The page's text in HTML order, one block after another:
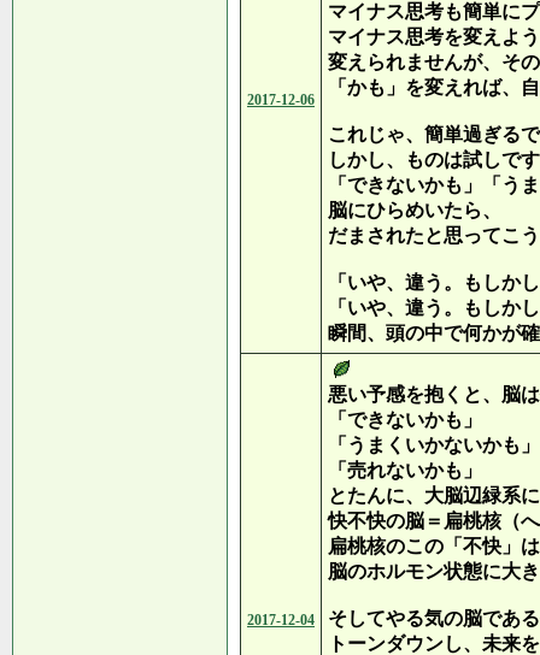
2017-12-06
マイナス思考も簡単に
マイナス思考を変えよ
変えられませんが、そ
「かも」を変えれば、
これじゃ、簡単過ぎる
しかし、ものは試しで
「できないかも」「う
脳にひらめいたら、
だまされたと思ってこ
「いや、違う。もしか
「いや、違う。もしか
瞬間、頭の中で何かが
2017-12-04
悪い予感を抱くと、脳
「できないかも」
「うまくいかないかも」
「売れないかも」
とたんに、大脳辺緑系
快不快の脳＝扁桃核（
扁桃核のこの「不快」
脳のホルモン状態に大
そしてやる気の脳であ
トーンダウンし、未来